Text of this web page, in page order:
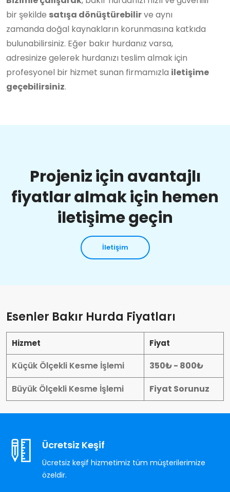
bir şekilde satışa dönüştürebilirve aynı
zamanda doğal kaynakların korunmasına katkıda
bulunabilirsiniz. Eğer bakır hurdanız varsa,
adresinize gelerek hurdanızı teslim almak için
profesyonel bir hizmet sunan firmamızla iletişime
geçebilirsiniz.
Projeniz için avantajlı
fiyatlar almak için hemen
iletişime geçin
İletişim
Esenler Bakır Hurda Fiyatları
Hizmet Fiyat
Küçük Ölçekli Kesme İşlemi
350₺ - 800₺
Büyük Ölçekli Kesme İşlemi
Fiyat Sorunuz
Ücretsiz Keşif
Ücretsiz keşif hizmetimiz tüm müşterilerimize
özeldir.